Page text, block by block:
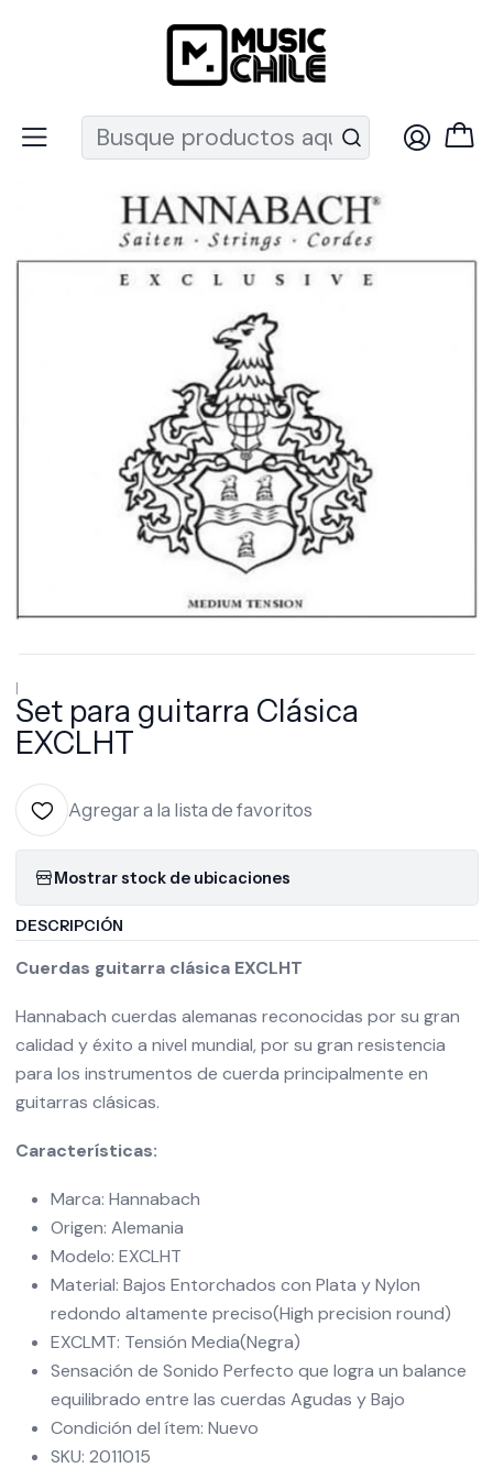
Recuerda que ahora nos puedes encontrar en el MUT
Instrumentos de Cuerda Ukeleles
|
Set para guitarra Clásica
EXCLHT
Agregar a la lista de favoritos
Mostrar stock de ubicaciones
DESCRIPCIÓN
Cuerdas guitarra clásica EXCLHT
Hannabach cuerdas alemanas reconocidas por su gran
calidad y éxito a nivel mundial, por su gran resistencia
para los instrumentos de cuerda principalmente en
guitarras clásicas.
Características:
Marca: Hannabach
Origen: Alemania
Modelo: EXCLHT
Material: Bajos Entorchados con Plata y Nylon
redondo altamente preciso(High precision round)
EXCLMT: Tensión Media(Negra)
Sensación de Sonido Perfecto que logra un balance
equilibrado entre las cuerdas Agudas y Bajo
Condición del ítem: Nuevo
SKU: 2011015